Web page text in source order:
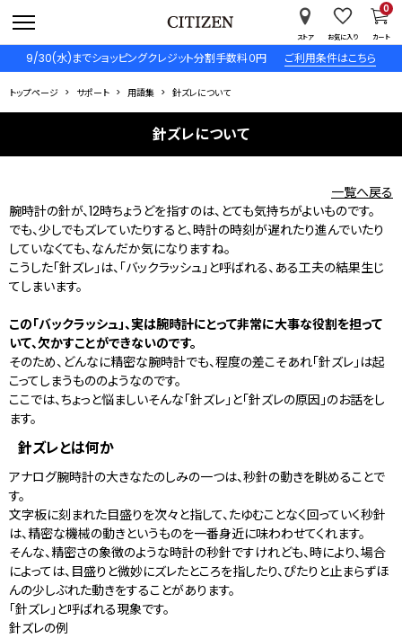
9/30(水)までショッピングクレジット分割手数料０円 ご利用条件はこちら
ストア お気に入り カート
0
トップページ サポート 用語集 針ズレについて
針ズレについて
一覧へ戻る
腕時計の針が、12時ちょうどを指すのは、とても気持ちがよいものです。
でも、少しでもズレていたりすると、時計の時刻が遅れたり進んでいたり
していなくても、なんだか気になりますね。
こうした「針ズレ」は、「バックラッシュ」と呼ばれる、ある工夫の結果生じ
てしまいます。
この「バックラッシュ」、実は腕時計にとって非常に大事な役割を担って
いて、欠かすことができないのです。
そのため、どんなに精密な腕時計でも、程度の差こそあれ「針ズレ」は起
こってしまうもののようなのです。
ここでは、ちょっと悩ましいそんな「針ズレ」と「針ズレの原因」のお話をし
ます。
針ズレとは何か
アナログ腕時計の大きなたのしみの一つは、秒針の動きを眺めることで
す。
文字板に刻まれた目盛りを次々と指して、たゆむことなく回っていく秒針
は、精密な機械の動きというものを一番身近に味わわせてくれます。
そんな、精密さの象徴のような時計の秒針ですけれども、時により、場合
によっては、目盛りと微妙にズレたところを指したり、ぴたりと止まらずほ
んの少しぶれた動きをすることがあります。
「針ズレ」と呼ばれる現象です。
針ズレの例